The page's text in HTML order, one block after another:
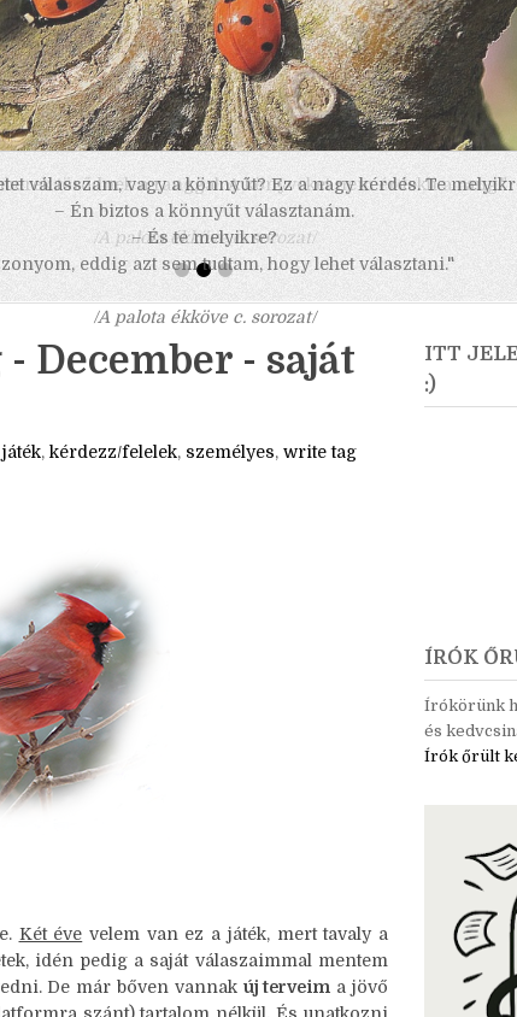
válasszam, vagy a könnyűt? Ez a nagy kérdés. Te
– Én biztos a könnyűt választanám.
– És te melyikre?
eddig azt sem tudtam, hogy lehet választani."
/A palota ékköve c. sorozat/
December - saját
ÍRÓK